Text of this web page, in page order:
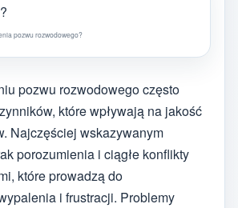
pozwu rozwodowego?
pozwu rozwodowego często
które wpływają na jakość
Najczęściej wskazywanym
porozumienia i ciągłe konflikty
które prowadzą do
i frustracji. Problemy